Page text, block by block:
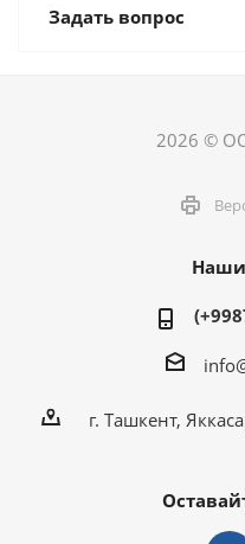
Задать вопрос
2026 ©
Наши
г. Ташкент,